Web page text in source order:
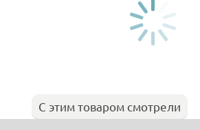
С этим товаром смотрели